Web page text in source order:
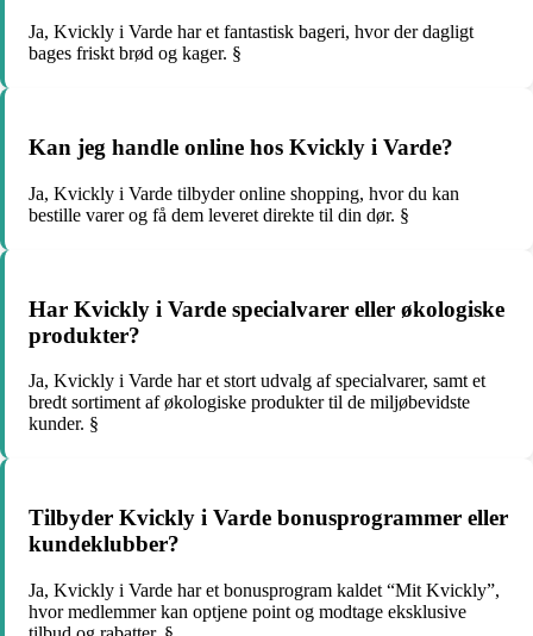
Ja, Kvickly i Varde har et fantastisk bageri, hvor der dagligt
bages friskt brød og kager. §
Kan jeg handle online hos Kvickly i Varde?
Ja, Kvickly i Varde tilbyder online shopping, hvor du kan
bestille varer og få dem leveret direkte til din dør. §
Har Kvickly i Varde specialvarer eller økologiske
produkter?
Ja, Kvickly i Varde har et stort udvalg af specialvarer, samt et
bredt sortiment af økologiske produkter til de miljøbevidste
kunder. §
Tilbyder Kvickly i Varde bonusprogrammer eller
kundeklubber?
Ja, Kvickly i Varde har et bonusprogram kaldet “Mit Kvickly”,
hvor medlemmer kan optjene point og modtage eksklusive